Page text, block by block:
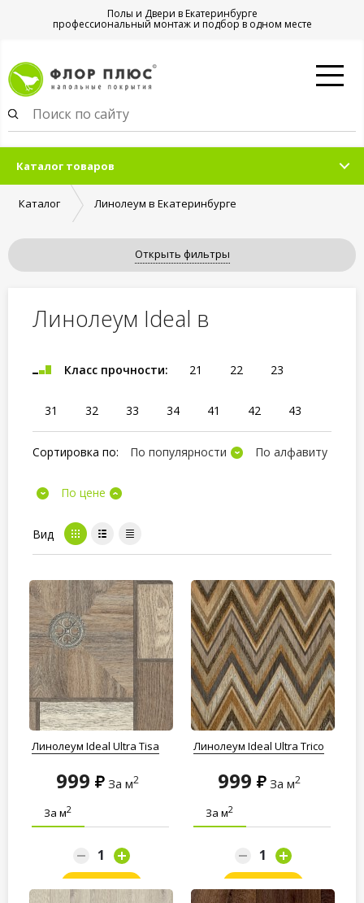
Полы и Двери в Екатеринбурге
профессиональный монтаж и подбор в одном месте
Каталог товаров
Каталог Линолеум в Екатеринбурге
Открыть фильтры
Линолеум Ideal в
Класс прочности: 21 22 23
31 32 33 34 41 42 43
Сортировка по: По популярности По алфавиту
По цене
Вид
Линолеум Ideal Ultra Tisa
999 За м2
За м2
Заказать
Линолеум Ideal Ultra Trico
999 За м2
За м2
Заказать